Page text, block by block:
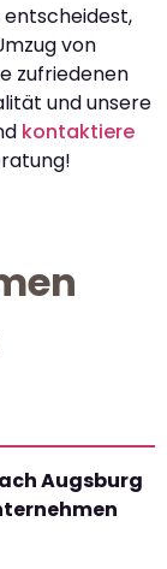
entscheidest,
von
zufriedenen
und unsere
kontaktiere
Augsburg